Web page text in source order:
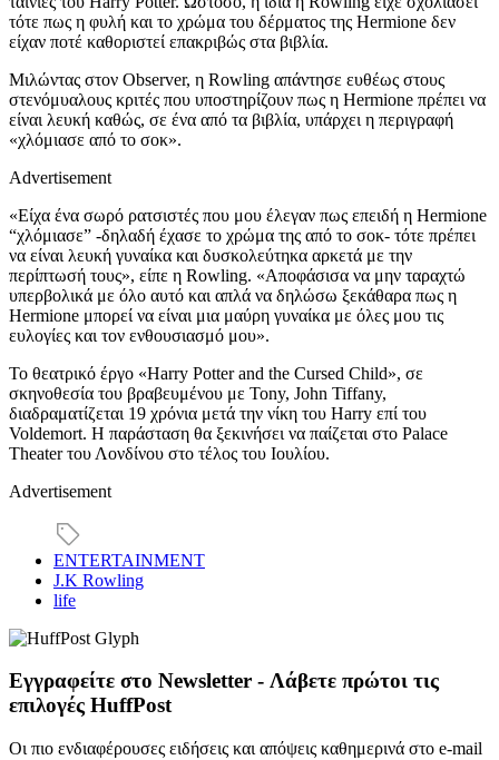
τότε πως η φυλή και το χρώμα του δέρματος της Hermione δεν
είχαν ποτέ καθοριστεί επακριβώς στα βιβλία.
Μιλώντας στον Observer, η Rowling απάντησε ευθέως στους
στενόμυαλους κριτές που υποστηρίζουν πως η Hermione πρέπει να
είναι λευκή καθώς, σε ένα από τα βιβλία, υπάρχει η περιγραφή
«χλόμιασε από το σοκ».
Advertisement
«Είχα ένα σωρό ρατσιστές που μου έλεγαν πως επειδή η Hermione
“χλόμιασε” -δηλαδή έχασε το χρώμα της από το σοκ- τότε πρέπει
να είναι λευκή γυναίκα και δυσκολεύτηκα αρκετά με την
περίπτωσή τους», είπε η Rowling. «Αποφάσισα να μην ταραχτώ
υπερβολικά με όλο αυτό και απλά να δηλώσω ξεκάθαρα πως η
Hermione μπορεί να είναι μια μαύρη γυναίκα με όλες μου τις
ευλογίες και τον ενθουσιασμό μου».
Το θεατρικό έργο «Harry Potter and the Cursed Child», σε
σκηνοθεσία του βραβευμένου με Tony, John Tiffany,
διαδραματίζεται 19 χρόνια μετά την νίκη του Harry επί του
Voldemort. Η παράσταση θα ξεκινήσει να παίζεται στο Palace
Theater του Λονδίνου στο τέλος του Ιουλίου.
Advertisement
ENTERTAINMENT
J.K Rowling
life
Εγγραφείτε στο Newsletter - Λάβετε πρώτοι τις
επιλογές HuffPost
Οι πιο ενδιαφέρουσες ειδήσεις και απόψεις καθημερινά στο e-mail